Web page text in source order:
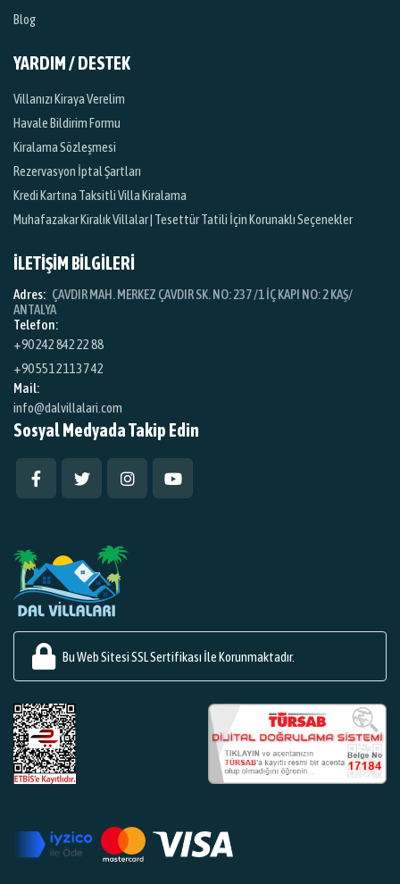
Blog
YARDIM / DESTEK
Villanızı Kiraya Verelim
Havale Bildirim Formu
Kiralama Sözleşmesi
Rezervasyon İptal Şartları
Kredi Kartına Taksitli Villa Kiralama
Muhafazakar Kiralık Villalar | Tesettür Tatili İçin Korunaklı Seçenekler
İLETİŞİM BİLGİLERİ
Adres: ÇAVDIR MAH. MERKEZ ÇAVDIR SK. NO: 237 /1 İÇ KAPI NO: 2 KAŞ/
ANTALYA
Telefon:
+90 242 842 22 88
+90 551 211 37 42
Mail:
info@dalvillalari.com
Sosyal Medyada Takip Edin
Bu Web Sitesi SSL Sertifikası İle Korunmaktadır.